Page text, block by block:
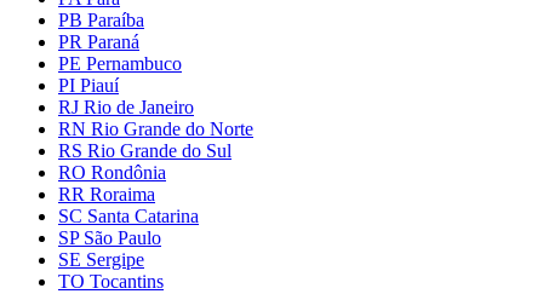
PB Paraíba
PR Paraná
PE Pernambuco
PI Piauí
RJ Rio de Janeiro
RN Rio Grande do Norte
RS Rio Grande do Sul
RO Rondônia
RR Roraima
SC Santa Catarina
SP São Paulo
SE Sergipe
TO Tocantins